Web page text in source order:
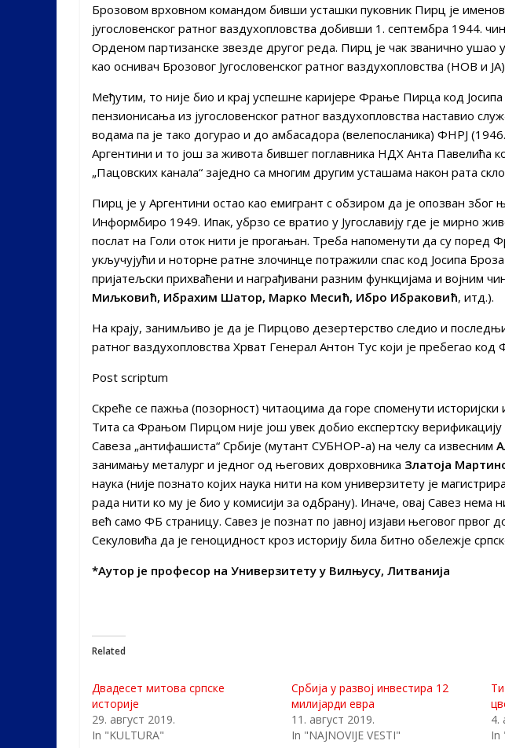
Брозовом врховном командом бивши усташки пуковник Пирц је
југословенског ратног ваздухопловства добивши 1. септембра 1944.
Орденом партизанске звезде другог реда. Пирц је чак званично ушао
као оснивач Брозовог Југословенског ратног ваздухопловства (НОВ и
Међутим, то није био и крај успешне каријере Фрање Пирца код
пензионисања из југословенског ратног ваздухопловства наставио
водама па је тако догурао и до амбасадора (велепосланика) ФНРЈ
Аргентини и то још за живота бившег поглавника НДХ Анта Павелића
„Пацовских канала“ заједно са многим другим усташама након рата
Пирц је у Аргентини остао као емигрант с обзиром да је опозван
Информбиро 1949. Ипак, убрзо се вратио у Југославију где је мирно
послат на Голи оток нити је прогањан. Треба напоменути да су
укључујући и ноторне ратне злочинце потражили спас код Јосипа
пријатељски прихваћени и награђивани разним функцијама и војним
Миљковић, Ибрахим Шатор, Марко Месић, Ибро Ибраковић, итд.).
На крају, занимљиво је да је Пирцово дезертерство следио и
ратног ваздухопловства Хрват Генерал Антон Тус који је пребегао
Post scriptum
Скреће се пажња (позорност) читаоцима да горе споменути историјски
Тита са Фрањом Пирцом није још увек добио експертску верификацију
Савеза „антифашиста“ Србије (мутант СУБНОР-а) на челу са извесним
занимању металург и једног од његових доврховника Златоја
наука (није познато којих наука нити на ком универзитету је
рада нити ко му је био у комисији за одбрану). Иначе, овај Савез нема
већ само ФБ страницу. Савез је познат по јавној изјави његовог првог
Секуловића да је геноцидност кроз историју била битно обележје
*Аутор је професор на Универзитету у Вилњусу, Литванија
Related
Двадесет митова српске
историје
29. август 2019.
In "KULTURA"
Србија у развој инвестира 12
милијарди евра
11. август 2019.
In "NAJNOVIJE VESTI"
4.
In